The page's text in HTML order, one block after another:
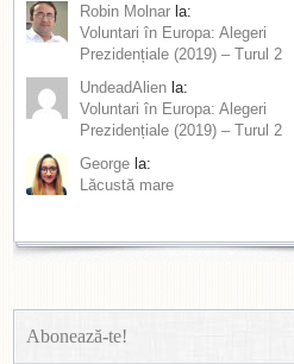
Robin Molnar la:
Voluntari în Europa: Alegeri
Prezidențiale (2019) – Turul 2
UndeadAlien la:
Voluntari în Europa: Alegeri
Prezidențiale (2019) – Turul 2
George la:
Lăcustă mare
Abonează-te!